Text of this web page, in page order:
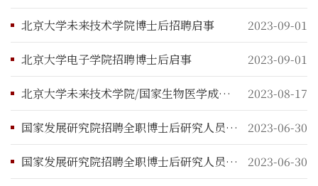
北京大学未来技术学院博士后招聘启事 2023-09-01
北京大学电子学院招聘博士后启事 2023-09-01
北京大学未来技术学院/国家生物医学成像科学中心招聘博士后启事 2023-08-17
国家发展研究院招聘全职博士后研究人员启事 2023-06-30
国家发展研究院招聘全职博士后研究人员启事 2023-06-30